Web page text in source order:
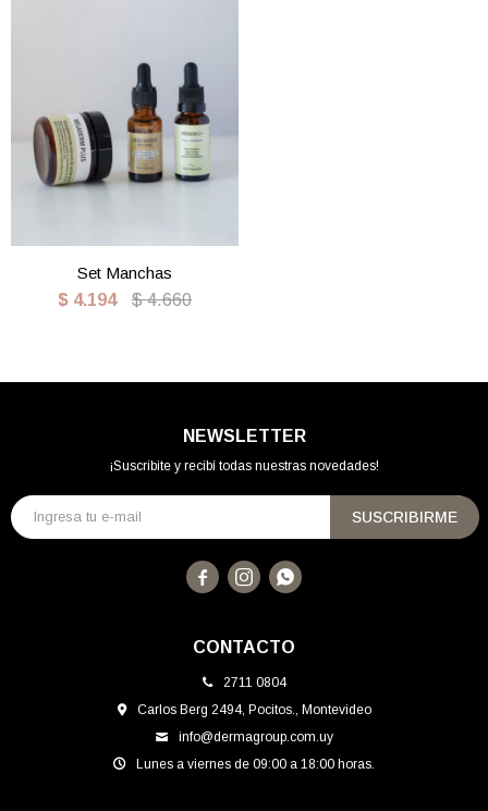
Set Manchas
$ 4.194 $ 4.660
CONTACTO
2711 0804
Carlos Berg 2494, Pocitos., Montevideo
info@dermagroup.com.uy
Lunes a viernes de 09:00 a 18:00 horas.
NEWSLETTER
¡Suscribite y recibí todas nuestras novedades!
SUSCRIBIRME
  